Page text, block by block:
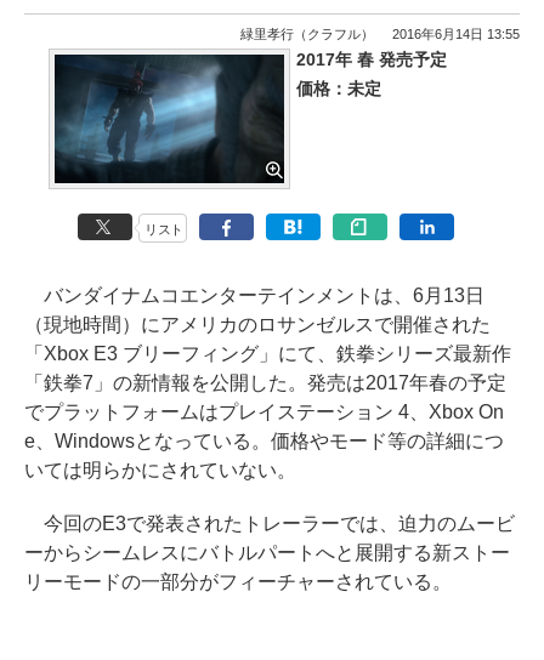
緑里孝行（クラフル） 2016年6月14日 13:55
2017年 春 発売予定
価格：未定
リスト
バンダイナムコエンターテインメントは、6月13日
（現地時間）にアメリカのロサンゼルスで開催された
「Xbox E3 ブリーフィング」にて、鉄拳シリーズ最新作
「鉄拳7」の新情報を公開した。発売は2017年春の予定
でプラットフォームはプレイステーション 4、Xbox On
e、Windowsとなっている。価格やモード等の詳細につ
いては明らかにされていない。
今回のE3で発表されたトレーラーでは、迫力のムービ
ーからシームレスにバトルパートへと展開する新ストー
リーモードの一部分がフィーチャーされている。